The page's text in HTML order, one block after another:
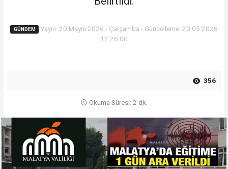
GÜNDEM
Yayın: 20 Mayıs 2026 - Çarşamba - Güncelleme: 20.05.2026
12:26:00
356
Okuma Süresi: 2 dk.